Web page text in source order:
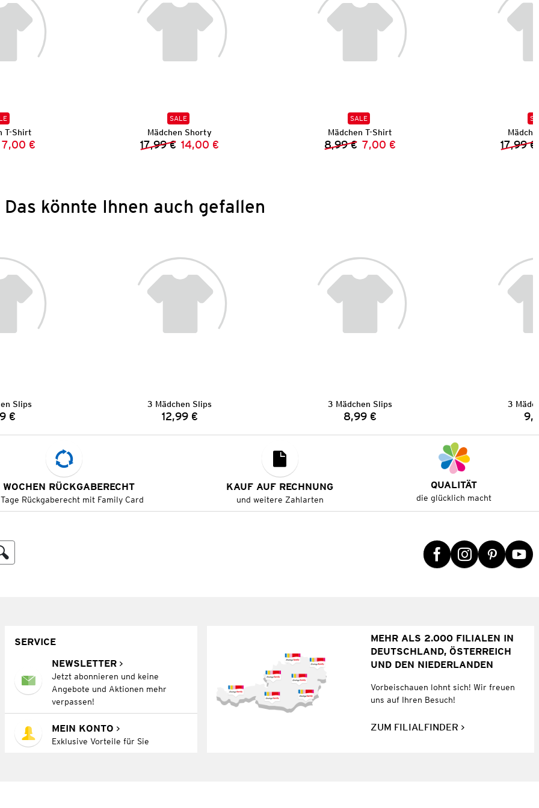
T-Shirt
Preis:
Preis:
7,00 €
SALE
Mädchen Shorty
Vorheriger Preis:
17,99 € Neuer Preis:
14,00 €
SALE
Mädchen T-Shirt
Vorheriger Preis:
8,99 € Neuer Preis:
7,00 € 17,99 €
Das könnte Ihnen auch gefallen
Slips
€
3 Mädchen Slips
Preis:
12,99 €
3 Mädchen Slips
Preis:
8,99 €
3
RÜCKGABERECHT
Rückgaberecht mit Family Card
KAUF AUF RECHNUNG
und weitere Zahlarten
QUALITÄT
die glücklich macht
SERVICE
NEWSLETTER
Jetzt abonnieren und keine
Angebote und Aktionen mehr
verpassen!
MEIN KONTO
Exklusive Vorteile für Sie
MEHR ALS 2.000 FILIALEN IN
DEUTSCHLAND, ÖSTERREICH
UND DEN NIEDERLANDEN
Vorbeischauen lohnt sich! Wir freuen
uns auf Ihren Besuch!
ZUM FILIALFINDER